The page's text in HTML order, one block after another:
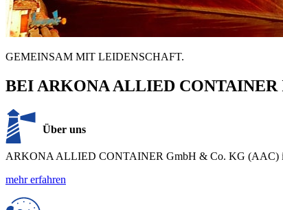
GEMEINSAM MIT LEIDENSCHAFT.
BEI ARKONA ALLIED CONTAINER
Über uns
ARKONA ALLIED CONTAINER GmbH & Co. KG (AAC) ist
mehr erfahren